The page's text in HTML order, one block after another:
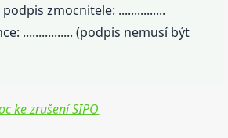
zmocnitele: ...............
................ (podpis nemusí být
ke zrušení SIPO